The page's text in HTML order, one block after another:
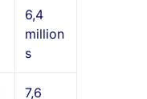
6,4
million
s
7,6